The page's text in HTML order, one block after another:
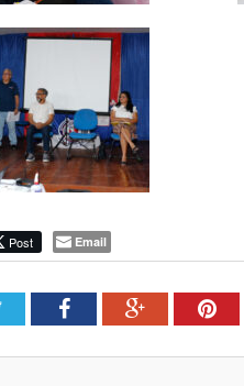
Post Email
TwitterFacebookGoogle+